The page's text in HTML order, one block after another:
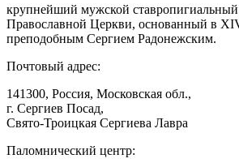
крупнейший мужской
Православной Церкви, основанный в
преподобным Сергием Радонежским.
Почтовый адрес:
141300, Россия, Московская обл.,
г. Сергиев Посад,
Свято-Троицкая Сергиева Лавра
Паломнический центр: